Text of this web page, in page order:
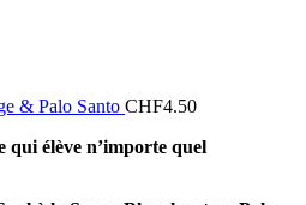
& Palo Santo CHF4.50
qui élève n’importe quel